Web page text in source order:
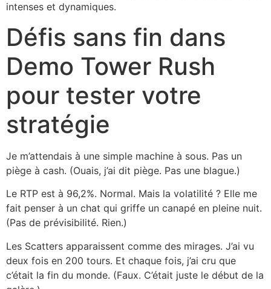
intenses et dynamiques.
Défis sans fin dans
Demo Tower Rush
pour tester votre
stratégie
Je m’attendais à une simple machine à sous. Pas un
piège à cash. (Ouais, j’ai dit piège. Pas une blague.)
Le RTP est à 96,2%. Normal. Mais la volatilité ? Elle me
fait penser à un chat qui griffe un canapé en pleine nuit.
(Pas de prévisibilité. Rien.)
Les Scatters apparaissent comme des mirages. J’ai vu
deux fois en 200 tours. Et chaque fois, j’ai cru que
c’était la fin du monde. (Faux. C’était juste le début de la